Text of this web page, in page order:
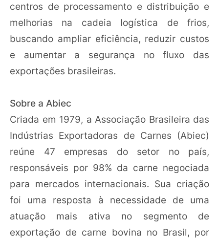
centros de processamento e distribuição e
melhorias na cadeia logística de frios,
buscando ampliar eficiência, reduzir custos
e aumentar a segurança no fluxo das
exportações brasileiras.
Sobre a Abiec
Criada em 1979, a Associação Brasileira das
Indústrias Exportadoras de Carnes (Abiec)
reúne 47 empresas do setor no país,
responsáveis por 98% da carne negociada
para mercados internacionais. Sua criação
foi uma resposta à necessidade de uma
atuação mais ativa no segmento de
exportação de carne bovina no Brasil, por